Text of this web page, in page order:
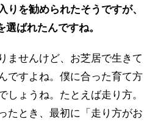
を勧められたそうですが、
選ばれたんですね。
ませんけど、お芝居で生きて
ですよね。僕に合った育て方
しょうね。たとえば走り方。
たとき、最初に「走り方がお